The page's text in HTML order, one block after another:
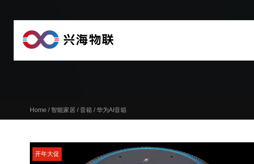
Home /智能家居 /音箱 / 华为AI音箱
开年大促